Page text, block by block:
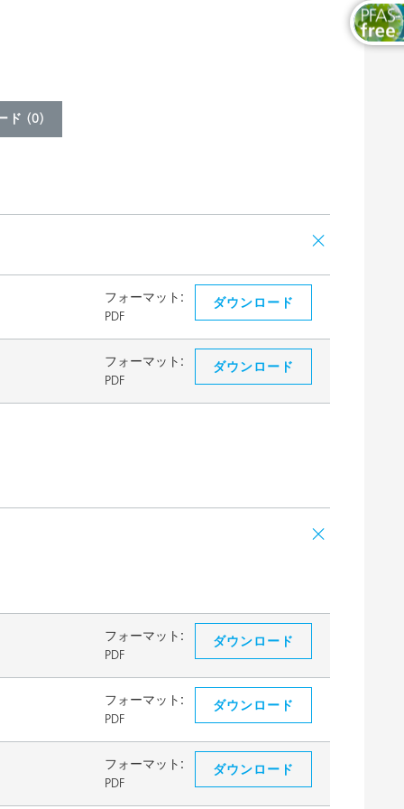
ド (0)
フォーマット:
PDF
ダウンロード
フォーマット:
PDF
ダウンロード
フォーマット:
PDF
ダウンロード
フォーマット:
PDF
ダウンロード
フォーマット:
PDF
ダウンロード